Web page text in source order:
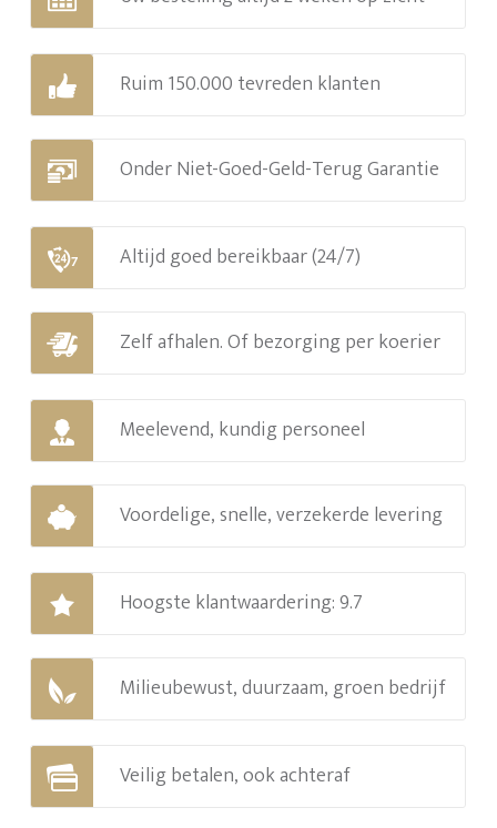
Ruim 150.000 tevreden klanten
Onder Niet-Goed-Geld-Terug Garantie
Altijd goed bereikbaar (24/7)
Zelf afhalen. Of bezorging per koerier
Meelevend, kundig personeel
Voordelige, snelle, verzekerde levering
Hoogste klantwaardering: 9.7
Milieubewust, duurzaam, groen bedrijf
Veilig betalen, ook achteraf